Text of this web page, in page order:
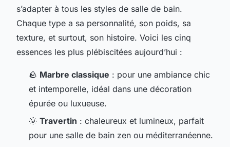
s’adapter à tous les styles de salle de bain.
Chaque type a sa personnalité, son poids, sa
texture, et surtout, son histoire. Voici les cinq
essences les plus plébiscitées aujourd’hui :
🪨 Marbre classique : pour une ambiance chic
et intemporelle, idéal dans une décoration
épurée ou luxueuse.
🌞 Travertin : chaleureux et lumineux, parfait
pour une salle de bain zen ou méditerranéenne.